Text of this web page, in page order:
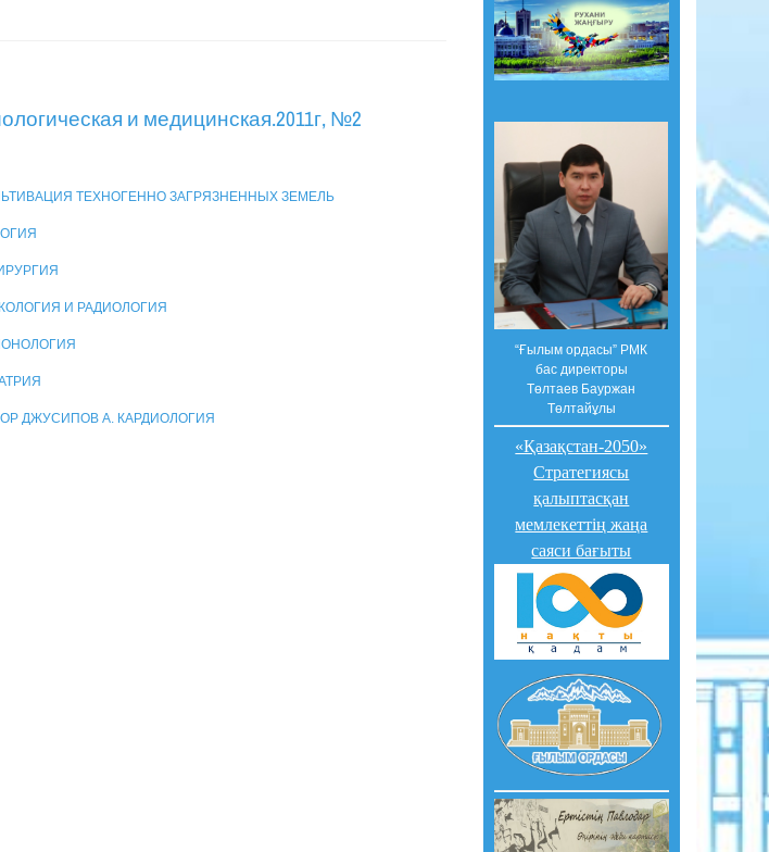
и медицинская.2011г, №2
ТЕХНОГЕННО ЗАГРЯЗНЕННЫХ ЗЕМЕЛЬ
И РАДИОЛОГИЯ
ДЖУСИПОВ А. КАРДИОЛОГИЯ
“Ғылым ордасы” РМК
бас директоры
Төлтаев Бауржан
Төлтайұлы
«Қазақстан-2050»
Стратегиясы
қалыптасқан
мемлекеттің жаңа
саяси бағыты